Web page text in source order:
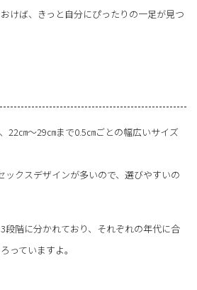
けば、きっと自分にぴったりの一足が見つ
22㎝～29㎝まで0.5㎝ごとの幅広いサイズ
ックスデザインが多いので、選びやすいの
段階に分かれており、それぞれの年代に合
っていますよ。